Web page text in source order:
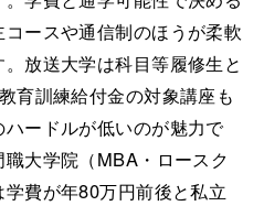
ースや通信制のほうが柔軟
放送大学は科目等履修生と
育訓練給付金の対象講座も
ードルが低いのが魅力で
大学院（MBA・ロースク
費が年80万円前後と私立